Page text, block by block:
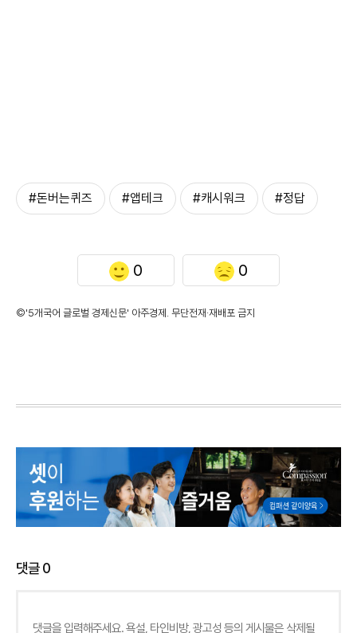
#돈버는퀴즈 #앱테크 #캐시워크 #정답
0 0
©'5개국어 글로벌 경제신문' 아주경제. 무단전재·재배포 금지
댓글0